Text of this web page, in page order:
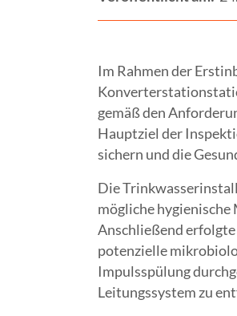
Im Rahmen der
gemäß den
Hauptziel der
sichern und die
Die
mögliche
Anschließend
potenzielle
Impulsspülung
Leitungssystem zu